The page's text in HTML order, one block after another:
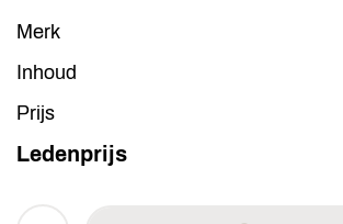
Merk
Inhoud
Prijs
Ledenprijs